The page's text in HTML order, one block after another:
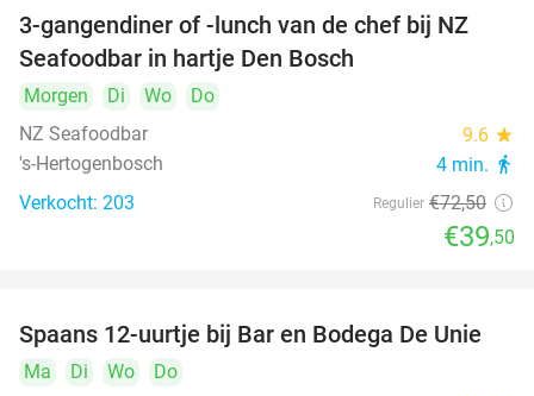
46%
3-gangendiner of -lunch van de chef bij NZ
Seafoodbar in hartje Den Bosch
Morgen Di Wo
Do
NZ Seafoodbar
9.6 star
's-Hertogenbosch 4 min. directions_walk
Verkocht: 203 Regulier €72,50
€39,50
42%
Spaans 12-uurtje bij Bar en Bodega De Unie
Ma Di Wo
Do